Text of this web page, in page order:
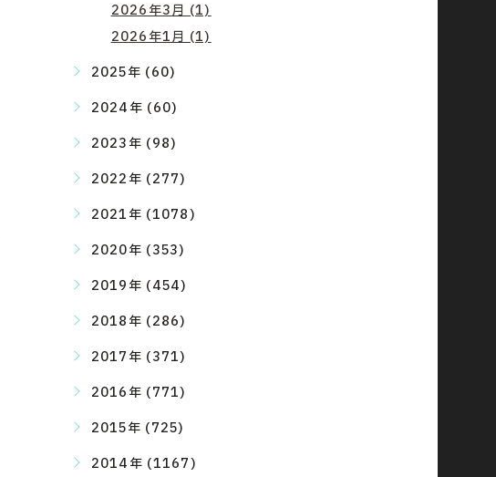
2026年3月 (1)
2026年1月 (1)
2025年 (60)
2024年 (60)
2023年 (98)
2022年 (277)
2021年 (1078)
2020年 (353)
2019年 (454)
2018年 (286)
2017年 (371)
2016年 (771)
2015年 (725)
2014年 (1167)